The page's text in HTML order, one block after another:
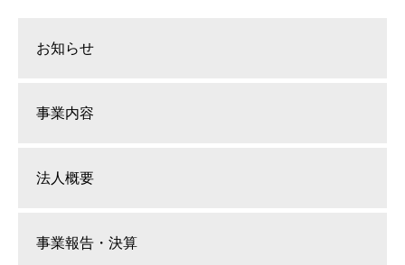
お知らせ
事業内容
法人概要
事業報告・決算